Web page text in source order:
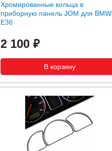
Хромированные кольца в
приборную панель JOM для BMW
E36
2 100